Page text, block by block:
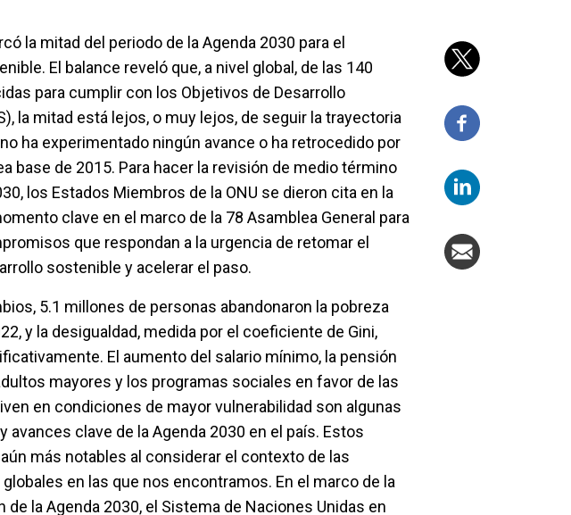
la mitad del periodo de la Agenda 2030 para el
El balance reveló que, a nivel global, de las 140
para cumplir con los Objetivos de Desarrollo
la mitad está lejos, o muy lejos, de seguir la trayectoria
ha experimentado ningún avance o ha retrocedido por
base de 2015. Para hacer la revisión de medio término
los Estados Miembros de la ONU se dieron cita en la
clave en el marco de la 78 Asamblea General para
que respondan a la urgencia de retomar el
sostenible y acelerar el paso.
5.1 millones de personas abandonaron la pobreza
y la desigualdad, medida por el coeficiente de Gini,
El aumento del salario mínimo, la pensión
mayores y los programas sociales en favor de las
en condiciones de mayor vulnerabilidad son algunas
avances clave de la Agenda 2030 en el país. Estos
más notables al considerar el contexto de las
en las que nos encontramos. En el marco de la
de la Agenda 2030, el Sistema de Naciones Unidas en